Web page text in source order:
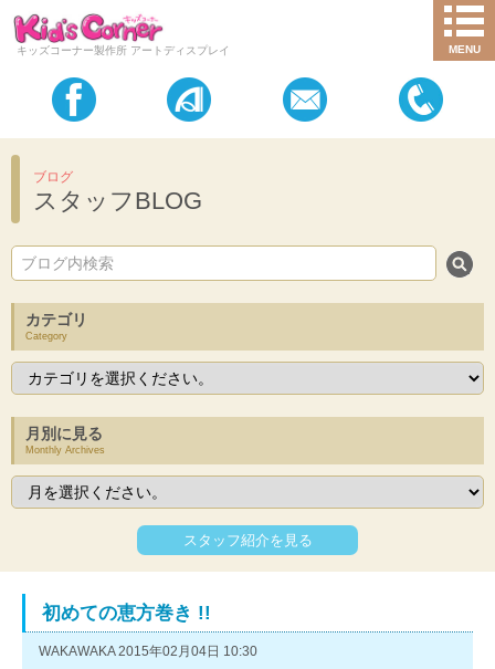
キッズコーナー製作所 アートディスプレイ MENU
ブログ
スタッフBLOG
カテゴリ
Category
月別に見る
Monthly Archives
スタッフ紹介を見る
初めての恵方巻き !!
WAKAWAKA 2015年02月04日 10:30